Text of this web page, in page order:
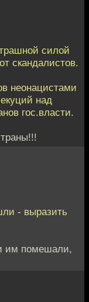
силой
скандалистов.
неонацистами
над
гос.власти.
- выразить
им помешали,